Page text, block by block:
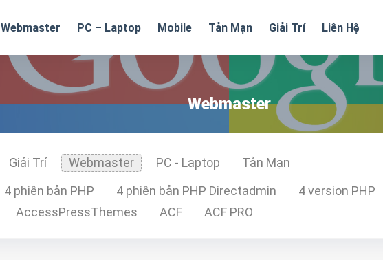
Webmaster PC – Laptop Mobile Tản Mạn Giải Trí Liên Hệ
Webmaster
Giải Trí Webmaster PC - Laptop
Tản Mạn
4 phiên bản PHP 4 phiên bản PHP Directadmin 4 version PHP
AccessPressThemes ACF ACF PRO